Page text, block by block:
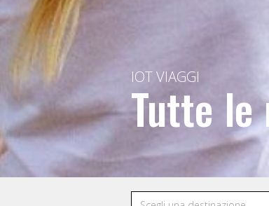
IOT VIAGGI
Tutte le